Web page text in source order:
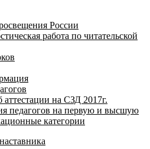
России
работа по читательской
аттестации на СЗД 2017г.
педагогов на первую и высшую
категории